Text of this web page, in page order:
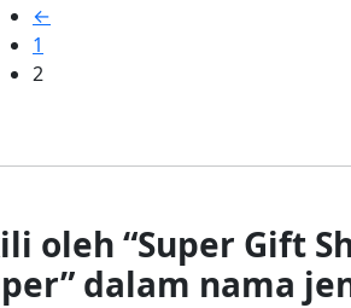
chosen
product
page
←
1
2
oleh “Super Gift
dalam nama